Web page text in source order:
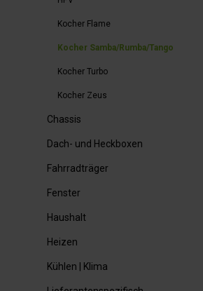
Kocher Flame
Kocher Samba/Rumba/Tango
Kocher Turbo
Kocher Zeus
Chassis
Dach- und Heckboxen
Fahrradträger
Fenster
Haushalt
Heizen
Kühlen | Klima